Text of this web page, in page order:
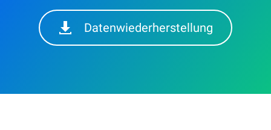
Datenwiederherstellung